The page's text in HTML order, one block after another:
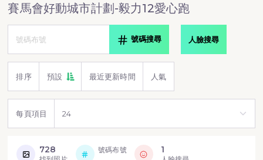
賽馬會好動城市計劃-毅力12愛心跑
號碼搜尋 人臉搜尋
排序 預設 最近更新時間 人氣
每頁項目
728 號碼布號 1